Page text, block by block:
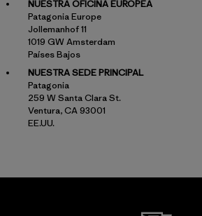
NUESTRA OFICINA EUROPEA
Patagonia Europe
Jollemanhof 11
1019 GW Amsterdam
Países Bajos
NUESTRA SEDE PRINCIPAL
Patagonia
259 W Santa Clara St.
Ventura, CA 93001
EE.UU.